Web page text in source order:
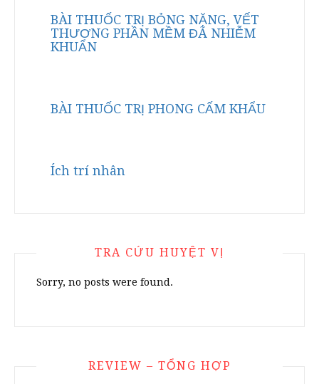
BÀI THUỐC TRỊ BỎNG NẶNG, VẾT
THƯƠNG PHẦN MỀM ĐÃ NHIỄM
KHUẨN
BÀI THUỐC TRỊ PHONG CẤM KHẨU
Ích trí nhân
TRA CỨU HUYỆT VỊ
Sorry, no posts were found.
REVIEW – TỔNG HỢP